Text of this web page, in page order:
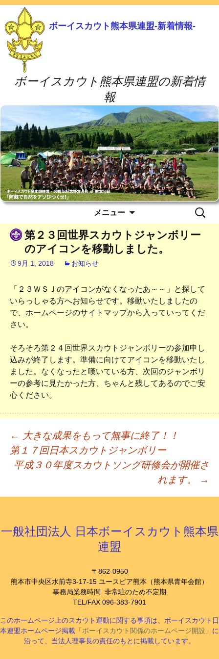
ボーイスカウト熊本県連盟-新着情報-
ボーイスカウト熊本県連盟の新着情
報
メニュー
コ
テ
ン
ツ
キ
ッ
プ
検
索:
第２３回世界スカウトジャンボリー
のアイコンを移動しました。
9月 1, 2018 お知らせ
「２３ＷＳＪのアイコンがなくなったあ～～」と探して
いらっしゃる方へお知らせです。移動いたしましたの
で、ホームページのサイトマップから入っていってくだ
さい。
そろそろ第２４回世界スカウトジャンボリーの参加申し
込みが終了します。準備に向けてアイコンを移動いたし
ました。なくなったと嘆いている方、次回のジャンボリ
ーの参考に見たかった方、ちゃんと残してあるのでご安
心ください。
投
稿
ナ
ビ
シ
←
大きな成果をもって無事に終了！！
第１７回日本スカウトジャンボリー
平成３０年度スカウトソング研修会が開催さ
れます。
→
一般社団法人 日本ボーイスカウト熊本県
連盟
〒862-0950
熊本市中央区水前寺3-17-15 ユースピア熊本（熊本県青年会館）
事務局業務時間 非常駐のため不定期
TEL/FAX 096-383-7901
このホームページ上のスカウト運動に関する事項は、ボーイスカウト日
本連盟ホームページ掲載 「ボーイスカウト関係のホームページ開設」 に
沿って、当法人理事長の責任のもとに掲載しています。